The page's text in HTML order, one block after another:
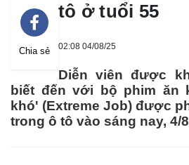
Chia sẻ
tô ở tuổi 55
02:08 04/08/25
Diễn viên được
biết đến với bộ phim ăn
khó' (Extreme Job) được
trong ô tô vào sáng nay, 4/